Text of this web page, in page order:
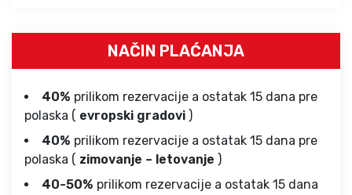
NAČIN PLAĆANJA
40% prilikom rezervacije a ostatak 15 dana pre
polaska ( evropski gradovi )
40% prilikom rezervacije a ostatak 15 dana pre
polaska ( zimovanje – letovanje )
40-50% prilikom rezervacije a ostatak 15 dana